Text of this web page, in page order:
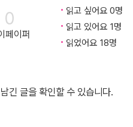
드는 짜릿한 과학 모험은 계속된
연 집에서도 키울 수 있을까? 언
호기심과 꼭 닮았다. 상식이
있다! 김블루와 친구들은 화산
구워 먹으며 불의 고리에 대해
0
페이퍼
읽고 싶어요 0명
읽고 있어요 1명
읽었어요 18명
긴 글을 확인할 수 있습니다.